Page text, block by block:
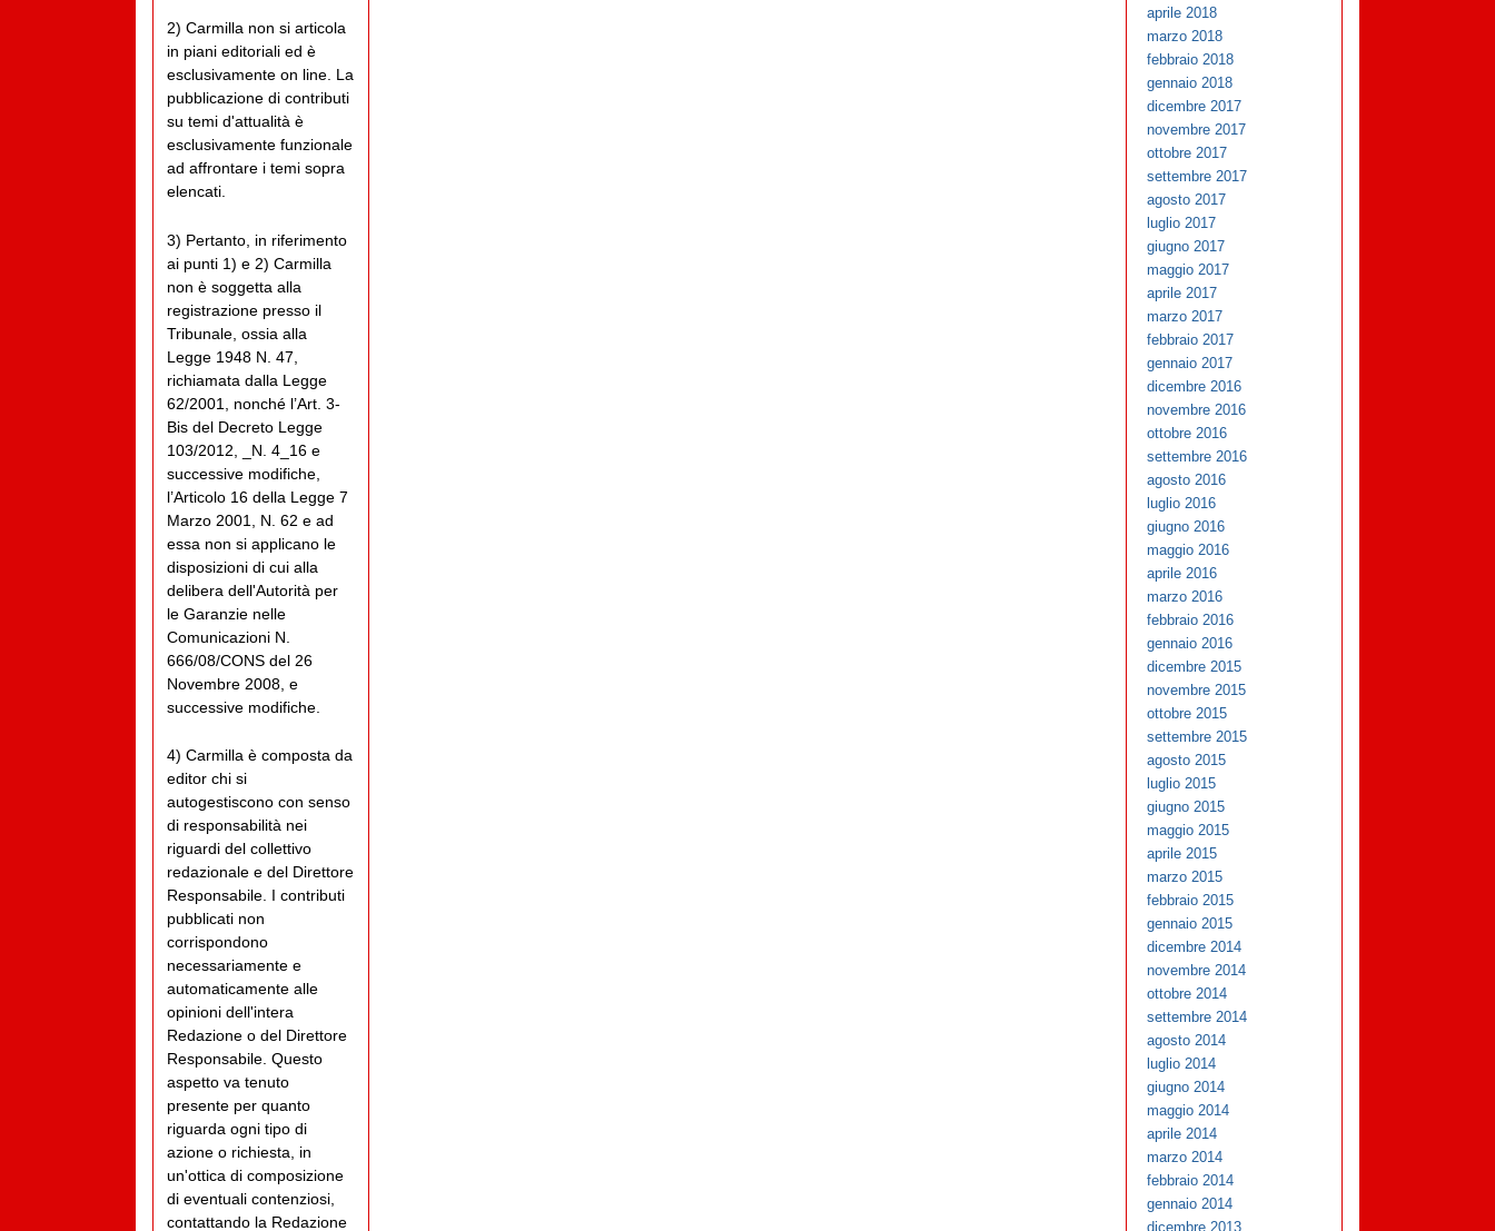
2) Carmilla non si articola
in piani editoriali ed è
esclusivamente on line. La
pubblicazione di contributi
su temi d'attualità è
esclusivamente funzionale
ad affrontare i temi sopra
elencati.
3) Pertanto, in riferimento
ai punti 1) e 2) Carmilla
non è soggetta alla
registrazione presso il
Tribunale, ossia alla
Legge 1948 N. 47,
richiamata dalla Legge
62/2001, nonché l’Art. 3-
Bis del Decreto Legge
103/2012, _N. 4_16 e
successive modifiche,
l’Articolo 16 della Legge 7
Marzo 2001, N. 62 e ad
essa non si applicano le
disposizioni di cui alla
delibera dell'Autorità per
le Garanzie nelle
Comunicazioni N.
666/08/CONS del 26
Novembre 2008, e
successive modifiche.
4) Carmilla è composta da
editor chi si
autogestiscono con senso
di responsabilità nei
riguardi del collettivo
redazionale e del Direttore
Responsabile. I contributi
pubblicati non
corrispondono
necessariamente e
automaticamente alle
opinioni dell'intera
Redazione o del Direttore
Responsabile. Questo
aspetto va tenuto
presente per quanto
riguarda ogni tipo di
azione o richiesta, in
un'ottica di composizione
di eventuali contenziosi,
contattando la Redazione
aprile 2018
marzo 2018
febbraio 2018
gennaio 2018
dicembre 2017
novembre 2017
ottobre 2017
settembre 2017
agosto 2017
luglio 2017
giugno 2017
maggio 2017
aprile 2017
marzo 2017
febbraio 2017
gennaio 2017
dicembre 2016
novembre 2016
ottobre 2016
settembre 2016
agosto 2016
luglio 2016
giugno 2016
maggio 2016
aprile 2016
marzo 2016
febbraio 2016
gennaio 2016
dicembre 2015
novembre 2015
ottobre 2015
settembre 2015
agosto 2015
luglio 2015
giugno 2015
maggio 2015
aprile 2015
marzo 2015
febbraio 2015
gennaio 2015
dicembre 2014
novembre 2014
ottobre 2014
settembre 2014
agosto 2014
luglio 2014
giugno 2014
maggio 2014
aprile 2014
marzo 2014
febbraio 2014
gennaio 2014
dicembre 2013